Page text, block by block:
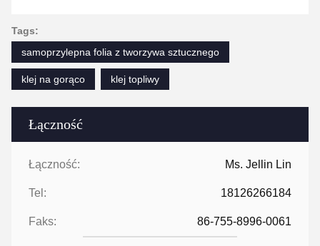
Łączność
Łączność: Ms. Jellin Lin
Tel: 18126266184
Faks: 86-755-8996-0061
Tags:
samoprzylepna folia z tworzywa sztucznego
klej na gorąco klej topliwy